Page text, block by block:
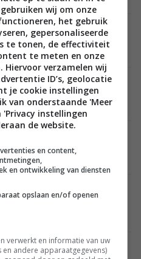
19 OKTOBER 2022
7 Pro – zit er iets voor je
SMARTPHONES 14 OKTOBER 2022
Pro: perfect als zakelijke
Google telefoons (ADV)
SMARTPHONES 01 OKTOBER 2022
wij om onze
het gebruik
gepersonaliseerde
te tonen, de effectiviteit
te meten en onze
Hiervoor verzamelen wij
ID’s, geolocatie
je cookie instellingen
van onderstaande 'Meer
instellingen
de website.
en content,
en ontwikkeling van diensten
opslaan en/of openen
verwerkt en informatie van uw
andere apparaatgegevens)